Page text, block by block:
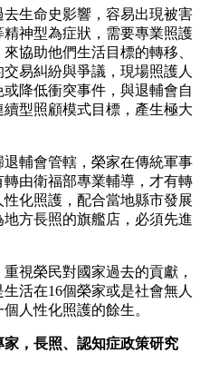
生命史影響，容易出現被害
神型為症狀，需要專業照護
協助他們生活目標的轉移、
易糾紛與爭議，現場照護人
降低衝突事件，與退輔會自
型照顧模式目標，產生極大
輔會管轄，榮家在傳統軍事
由衛福部專業輔導，才有轉
化照護，配合當地縣市發展
方長照的旗艦店，必須先進
視榮民對國家過去的貢獻，
活在16個榮家或是社會無人
人性化照護的餘生。
家，長照、認知症政策研究